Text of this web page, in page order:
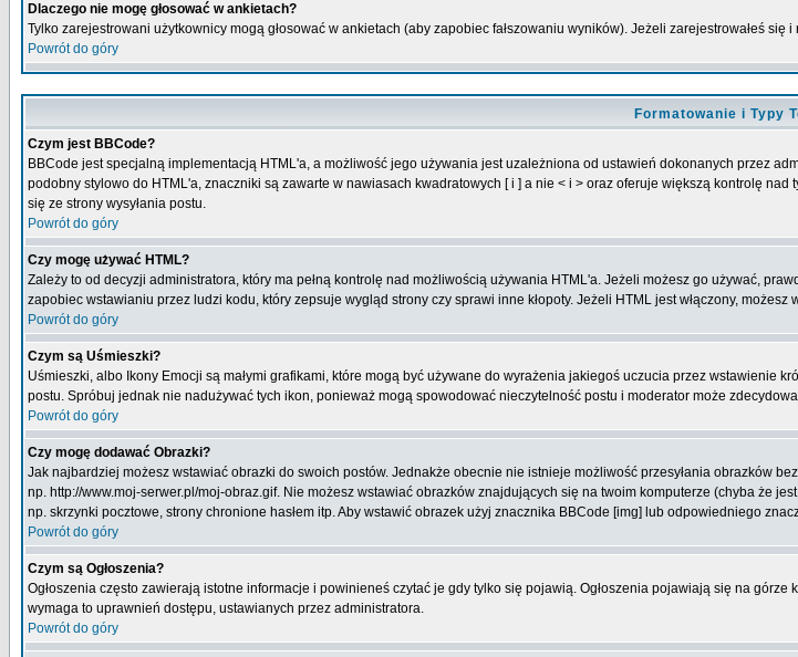
Dlaczego nie mogę głosować w ankietach?
Tylko zarejestrowani użytkownicy mogą głosować w ankietach (aby zapobiec fałszowaniu wyników). Jeżeli zarejestrowałeś
Powrót do góry
Formatowanie i Typy
Czym jest BBCode?
BBCode jest specjalną implementacją HTML'a, a możliwość jego używania jest uzależniona od ustawień dokonanych przez
podobny stylowo do HTML'a, znaczniki są zawarte w nawiasach kwadratowych [ i ] a nie < i > oraz oferuje większą kontrolę
się ze strony wysyłania postu.
Powrót do góry
Czy mogę używać HTML?
Zależy to od decyzji administratora, który ma pełną kontrolę nad możliwością używania HTML'a. Jeżeli możesz go używać,
zapobiec wstawianiu przez ludzi kodu, który zepsuje wygląd strony czy sprawi inne kłopoty. Jeżeli HTML jest włączony,
Powrót do góry
Czym są Uśmieszki?
Uśmieszki, albo Ikony Emocji są małymi grafikami, które mogą być używane do wyrażenia jakiegoś uczucia przez wstawienie
postu. Spróbuj jednak nie nadużywać tych ikon, ponieważ mogą spowodować nieczytelność postu i moderator może
Powrót do góry
Czy mogę dodawać Obrazki?
Jak najbardziej możesz wstawiać obrazki do swoich postów. Jednakże obecnie nie istnieje możliwość przesyłania obrazków
np. http://www.moj-serwer.pl/moj-obraz.gif. Nie możesz wstawiać obrazków znajdujących się na twoim komputerze (chyba że
np. skrzynki pocztowe, strony chronione hasłem itp. Aby wstawić obrazek użyj znacznika BBCode [img] lub odpowiedniego
Powrót do góry
Czym są Ogłoszenia?
Ogłoszenia często zawierają istotne informacje i powinieneś czytać je gdy tylko się pojawią. Ogłoszenia pojawiają się na
wymaga to uprawnień dostępu, ustawianych przez administratora.
Powrót do góry